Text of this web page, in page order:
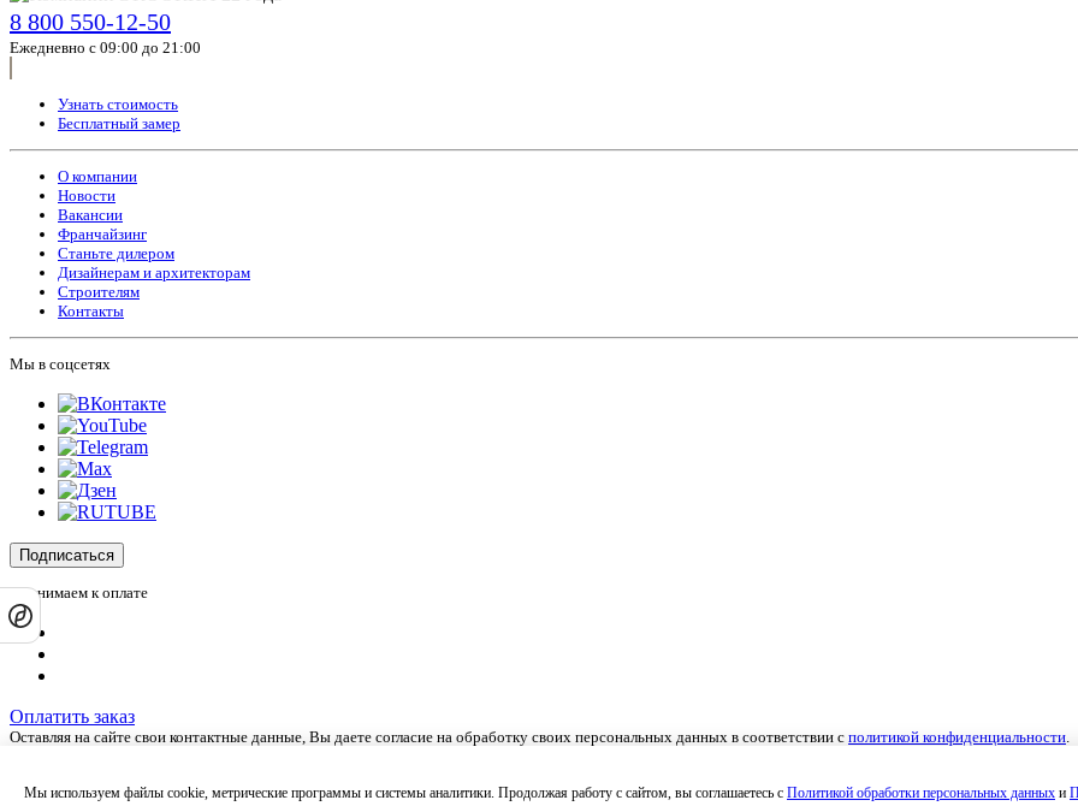
8 800 550-12-50
Ежедневно с 09:00 до 21:00
Узнать стоимость
Бесплатный замер
О компании
Новости
Вакансии
Франчайзинг
Станьте дилером
Дизайнерам и архитекторам
Строителям
Контакты
Мы в соцсетях
Подписаться
Принимаем к оплате
Оплатить заказ
Оставляя на сайте свои контактные данные, Вы даете согласие на обработку своих персональных данных в соответствии с политикой конфиденциальности
Мы используем файлы cookie, метрические программы и системы аналитики. Продолжая работу с сайтом, вы соглашаетесь с Политикой обработки персональных данных и